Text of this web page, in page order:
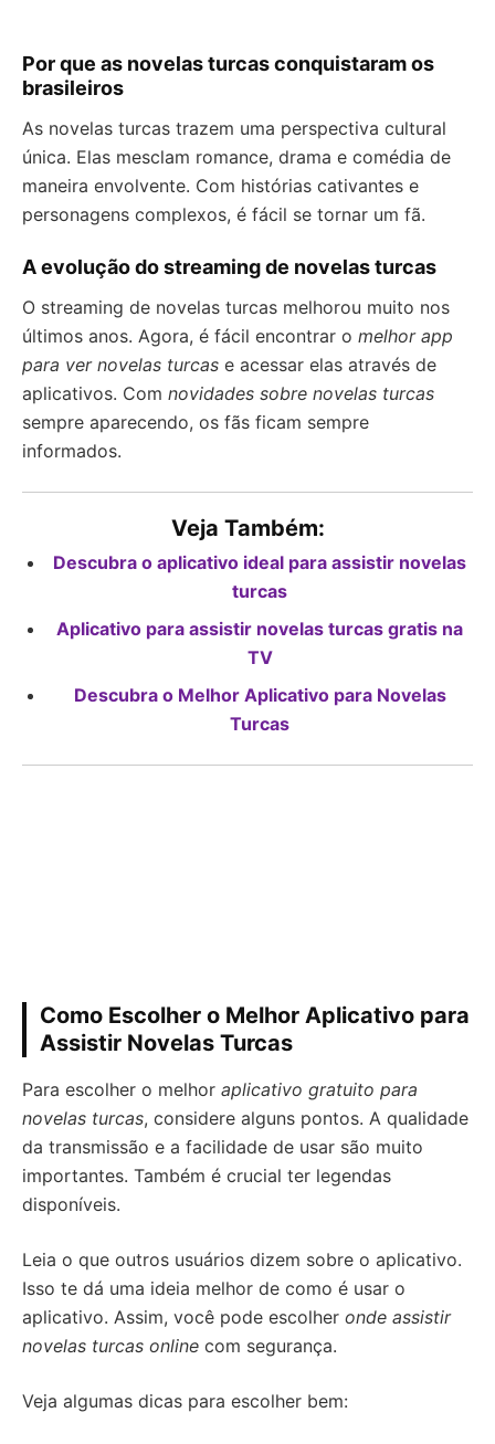
Por que as novelas turcas conquistaram os
brasileiros
As novelas turcas trazem uma perspectiva cultural
única. Elas mesclam romance, drama e comédia de
maneira envolvente. Com histórias cativantes e
personagens complexos, é fácil se tornar um fã.
A evolução do streaming de novelas turcas
O streaming de novelas turcas melhorou muito nos
últimos anos. Agora, é fácil encontrar o melhor app
para ver novelas turcas e acessar elas através de
aplicativos. Com novidades sobre novelas turcas
sempre aparecendo, os fãs ficam sempre
informados.
Veja Também:
Descubra o aplicativo ideal para assistir novelas
turcas
Aplicativo para assistir novelas turcas gratis na
TV
Descubra o Melhor Aplicativo para Novelas
Turcas
Como Escolher o Melhor Aplicativo para
Assistir Novelas Turcas
Para escolher o melhor aplicativo gratuito para
novelas turcas, considere alguns pontos. A qualidade
da transmissão e a facilidade de usar são muito
importantes. Também é crucial ter legendas
disponíveis.
Leia o que outros usuários dizem sobre o aplicativo.
Isso te dá uma ideia melhor de como é usar o
aplicativo. Assim, você pode escolher onde assistir
novelas turcas online com segurança.
Veja algumas dicas para escolher bem: